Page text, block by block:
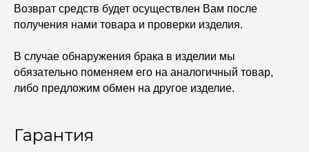
Возврат средств будет осуществлен Вам после
получения нами товара и проверки изделия.
В случае обнаружения брака в изделии мы
обязательно поменяем его на аналогичный товар,
либо предложим обмен на другое изделие.
Гарантия
В ПОДАРОК
Сеты
Возврат и гарантия
Сертификаты
Магазины
Трансформеры
Не бриллианты, потому
что по любви